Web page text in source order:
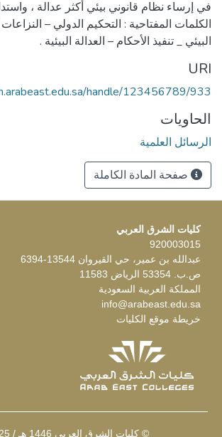
الكلمات المفتاحية : التحكيم الدولي – النزاعات
البيئي _ تنفيذ الأحكام – العدالة البيئية .
URI
handle/123456789/933
الحاويات
الرسائل العلمية
صفحة المادة الكاملة
كليات الشرق العربي
920003015
عبدالله بن عمير، حي القيروان 13544-6394
ص.ب. 53354 الرياض 11583
المملكة العربية السعودية
info@arabeast.edu.sa
خريطة موقع الكليات
© كليات الشرق العربي 1446 هـ / 2025 م